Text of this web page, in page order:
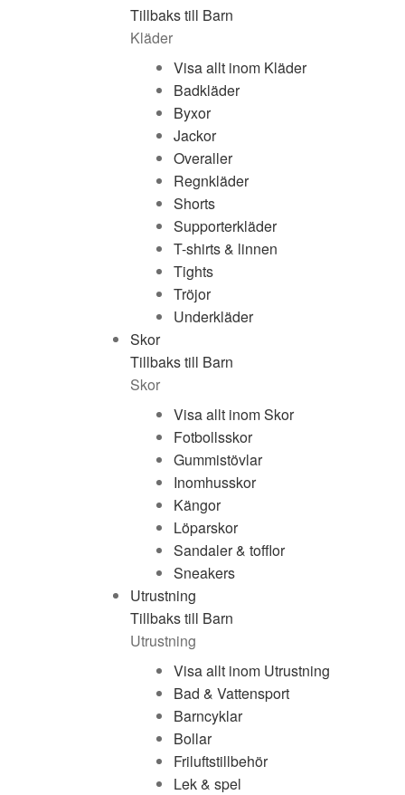
Tillbaks till Barn
Kläder
Visa allt inom Kläder
Badkläder
Byxor
Jackor
Overaller
Regnkläder
Shorts
Supporterkläder
T-shirts & linnen
Tights
Tröjor
Underkläder
Skor
Tillbaks till Barn
Skor
Visa allt inom Skor
Fotbollsskor
Gummistövlar
Inomhusskor
Kängor
Löparskor
Sandaler & tofflor
Sneakers
Utrustning
Tillbaks till Barn
Utrustning
Visa allt inom Utrustning
Bad & Vattensport
Barncyklar
Bollar
Friluftstillbehör
Lek & spel